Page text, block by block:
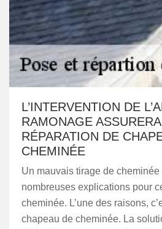
L’INTERVENTION DE
RAMONAGE
RÉPARATION DE
CHEMINÉE
Un mauvais tirage de
nombreuses explications pour
cheminée. L’une des raisons,
chapeau de cheminée. La